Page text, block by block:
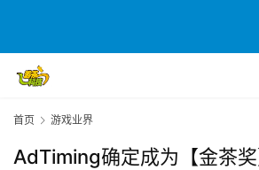
首页 游戏业界
AdTiming确定成为【金茶